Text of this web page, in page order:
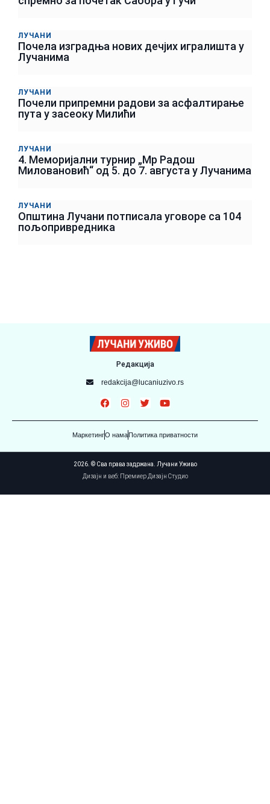
ЛУЧАНИ
Почела изградња нових дечјих игралишта у
Лучанима
ЛУЧАНИ
Почели припремни радови за асфалтирање
пута у засеоку Милићи
ЛУЧАНИ
4. Меморијални турнир „Мр Радош
Миловановић“ од 5. до 7. августа у Лучанима
ЛУЧАНИ
Општина Лучани потписала уговоре са 104
пољопривредника
Редакција
redakcija@lucaniuzivo.rs
МаркетингО намаПолитика приватности
2026. © Сва права задржана. Лучани Уживо
Дизајн и веб: Премиер Дизајн Студио